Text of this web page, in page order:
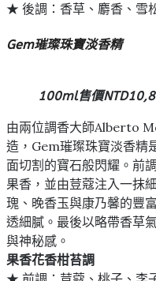
★ 後調：香草、麝香、雪
Gem璀璨珠寶淡香精
100ml售價
由兩位調香大師Alberto
造，Gem璀璨珠寶淡香精
面切割的寶石般閃耀。前
果香，並由荳蔻注入一抹
瑰、晚香玉與康乃馨的豐
透細膩。最後以略帶香草
與神秘感。
果香花香柑苔調